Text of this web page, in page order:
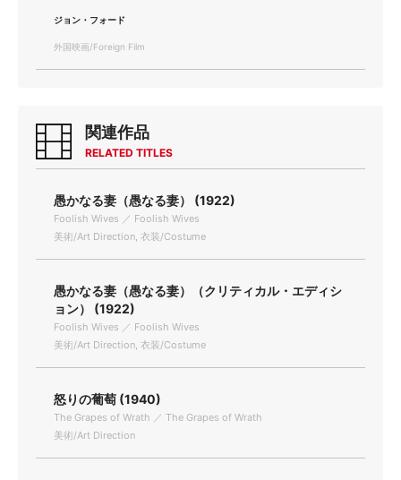
ジョン・フォード
外国映画/Foreign Film
関連作品
RELATED TITLES
愚かなる妻（愚なる妻） (1922)
Foolish Wives ／ Foolish Wives
美術/Art Direction, 衣装/Costume
愚かなる妻（愚なる妻）（クリティカル・エディシ
ョン） (1922)
Foolish Wives ／ Foolish Wives
美術/Art Direction, 衣装/Costume
怒りの葡萄 (1940)
The Grapes of Wrath ／ The Grapes of Wrath
美術/Art Direction